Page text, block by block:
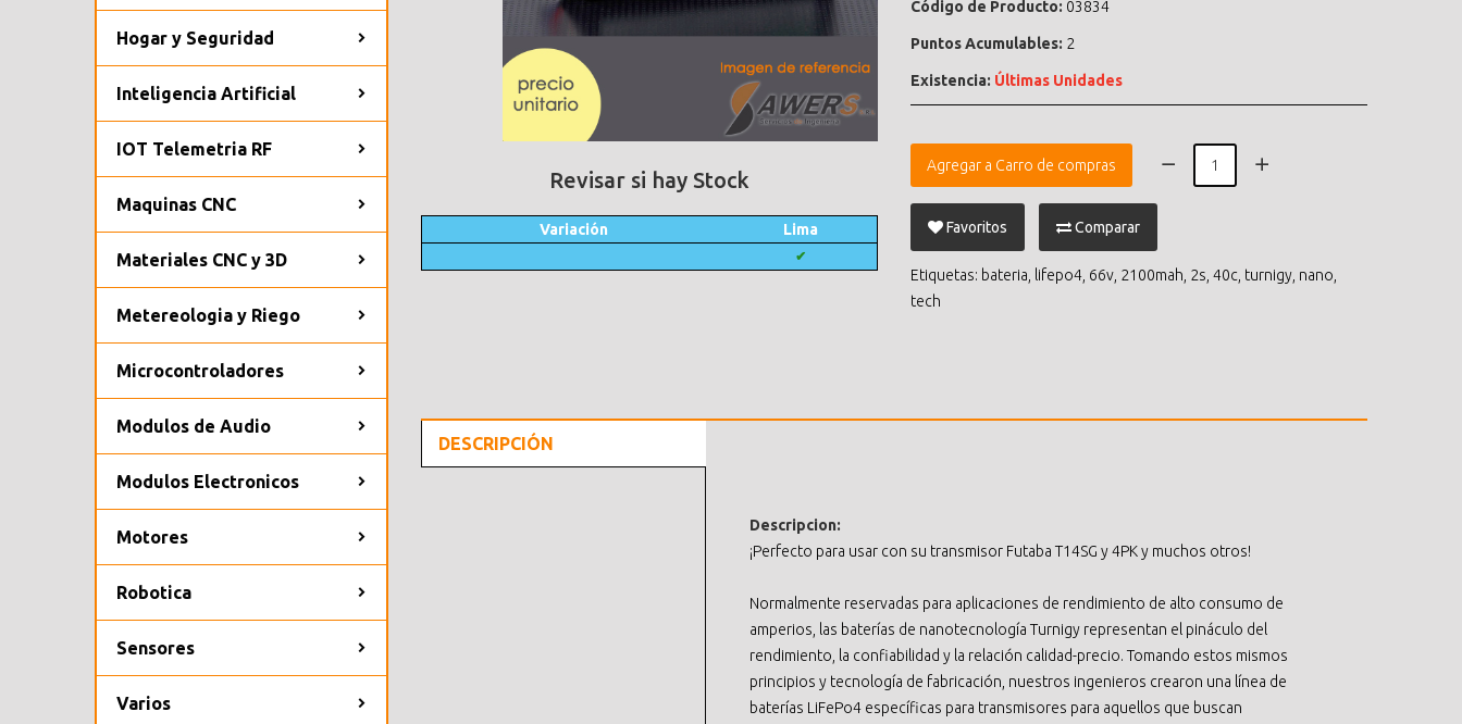
Hogar y Seguridad
Inteligencia Artificial
IOT Telemetria RF
Maquinas CNC
Materiales CNC y 3D
Metereologia y Riego
Microcontroladores
Modulos de Audio
Modulos Electronicos
Motores
Robotica
Sensores
Varios
Revisar si hay Stock
Variación Lima
✔
Código de Producto: 03834
Puntos Acumulables: 2
Existencia: Últimas Unidades
Agregar a Carro de compras
Favoritos Comparar
Etiquetas: bateria lifepo4 66v 2100mah 2s 40c turnigy nano
tech
DESCRIPCIÓN
Descripcion:
¡Perfecto para usar con su transmisor Futaba T14SG y 4PK y muchos otros!
Normalmente reservadas para aplicaciones de rendimiento de alto consumo de
amperios, las baterías de nanotecnología Turnigy representan el pináculo del
rendimiento, la confiabilidad y la relación calidad-precio. Tomando estos mismos
principios y tecnología de fabricación, nuestros ingenieros crearon una línea de
baterías LiFePo4 específicas para transmisores para aquellos que buscan